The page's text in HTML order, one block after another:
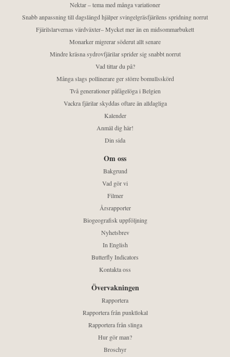
Nektar – tema med många variationer
Snabb anpassning till dagslängd hjälper svingelgräsfjärilens spridning norrut
Fjärilslarvernas värdväxter– Mycket mer än en midsommarbukett
Monarker migrerar söderut allt senare
Mindre kräsna sydrovfjärilar sprider sig snabbt norrut
Vad tittar du på?
Många slags pollinerare ger större bomullsskörd
Två generationer påfågelöga i Belgien
Vackra fjärilar skyddas oftare än alldagliga
Kalender
Anmäl dig här!
Din sida
Om oss
Bakgrund
Vad gör vi
Filmer
Årsrapporter
Biogeografisk uppföljning
Nyhetsbrev
In English
Butterfly Indicators
Kontakta oss
Övervakningen
Rapportera
Rapportera från punktlokal
Rapportera från slinga
Hur gör man?
Broschyr